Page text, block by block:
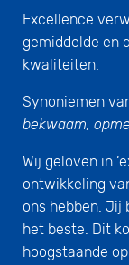
Excellence
gemiddelde en
kwaliteiten.
Synoniemen
bekwaam,
Wij geloven in
ontwikkeling
ons hebben. Jij
het beste. Dit
hoogstaande